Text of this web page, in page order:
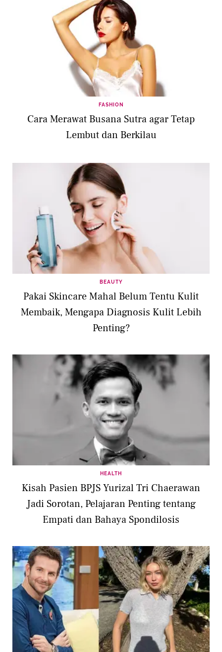
FASHION
Cara Merawat Busana Sutra agar Tetap
Lembut dan Berkilau
BEAUTY
Pakai Skincare Mahal Belum Tentu Kulit
Membaik, Mengapa Diagnosis Kulit Lebih
Penting?
HEALTH
Kisah Pasien BPJS Yurizal Tri Chaerawan
Jadi Sorotan, Pelajaran Penting tentang
Empati dan Bahaya Spondilosis